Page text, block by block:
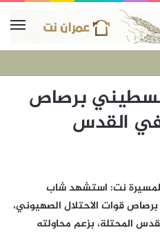
برصاص
في القدس
| 25 نوفمبر | المسيرة نت: استشهد شاب
قوات الاحتلال الصهيوني،
المحتلة، بزعم محاولته